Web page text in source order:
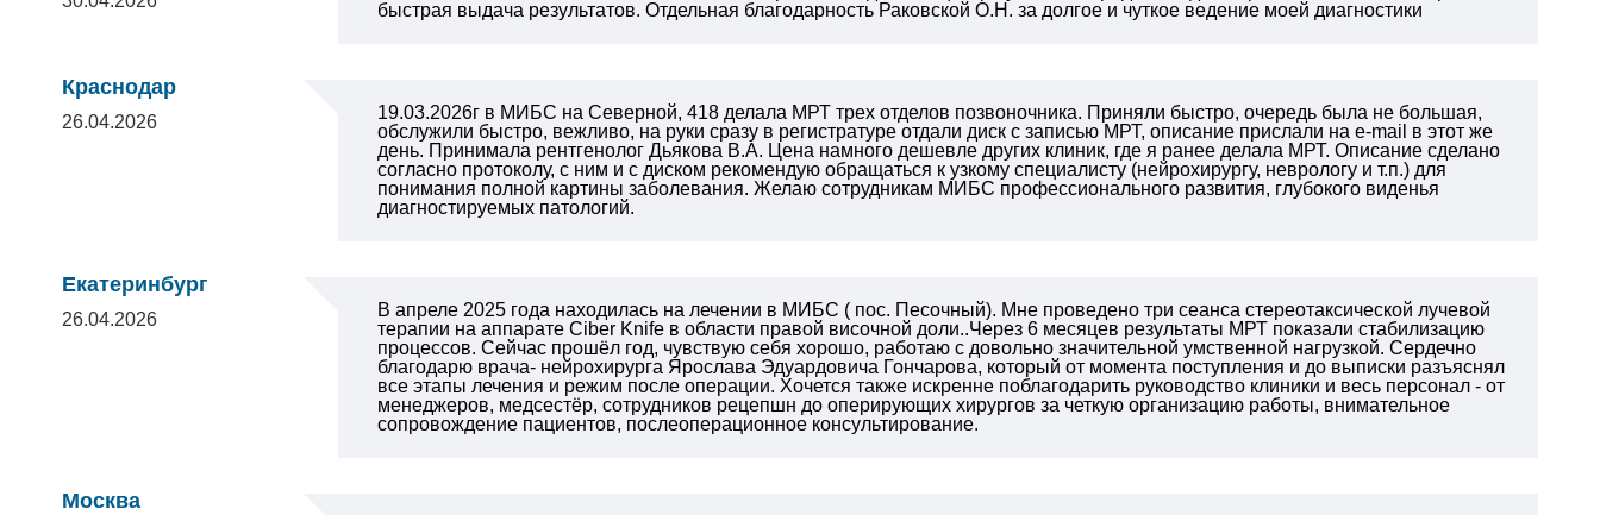
быстрая выдача результатов. Отдельная благодарность Раковской О.Н. за долгое и чуткое ведение моей диагностики
Краснодар
26.04.2026
19.03.2026г в МИБС на Северной, 418 делала МРТ трех отделов позвоночника. Приняли быстро, очередь была не большая,
обслужили быстро, вежливо, на руки сразу в регистратуре отдали диск с записью МРТ, описание прислали на e-mail в этот же
день. Принимала рентгенолог Дьякова В.А. Цена намного дешевле других клиник, где я ранее делала МРТ. Описание сделано
согласно протоколу, с ним и с диском рекомендую обращаться к узкому специалисту (нейрохирургу, неврологу и т.п.) для
понимания полной картины заболевания. Желаю сотрудникам МИБС профессионального развития, глубокого виденья
диагностируемых патологий.
Екатеринбург
26.04.2026 В апреле 2025 года находилась на лечении в МИБС ( пос. Песочный). Мне проведено три сеанса стереотаксической лучевой
терапии на аппарате Ciber Knife в области правой височной доли..Через 6 месяцев результаты МРТ показали стабилизацию
процессов. Сейчас прошёл год, чувствую себя хорошо, работаю с довольно значительной умственной нагрузкой. Сердечно
благодарю врача- нейрохирурга Ярослава Эдуардовича Гончарова, который от момента поступления и до выписки разъяснял
все этапы лечения и режим после операции. Хочется также искренне поблагодарить руководство клиники и весь персонал - от
менеджеров, медсестёр, сотрудников рецепшн до оперирующих хирургов за четкую организацию работы, внимательное
сопровождение пациентов, послеоперационное консультирование.
Москва